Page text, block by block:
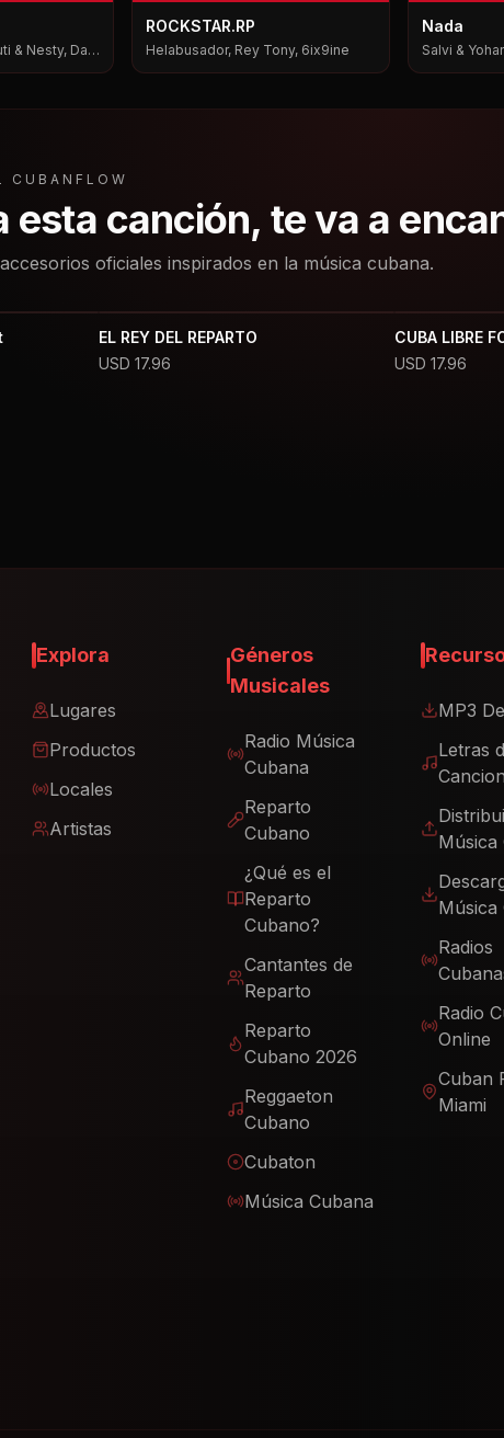
& Nesty, Dale
ROCKSTAR.RP
Helabusador, Rey Tony, 6ix9ine
Nada
Salvi &
CUBANFLOW
esta canción, te va a
oficiales inspirados en la música cubana.
EL REY DEL REPARTO
USD 17.96
CUBA LIBRE
USD 17.96
Explora
Lugares
Productos
Locales
Artistas
Géneros
Musicales
Radio Música
Cubana
Reparto
Cubano
¿Qué es el
Reparto
Cubano?
Cantantes de
Reparto
Reparto
Cubano 2026
Reggaeton
Cubano
Cubaton
Música Cubana
MP3
Letras
Música
Música
Radios
Radio
Online
Cuban
Miami